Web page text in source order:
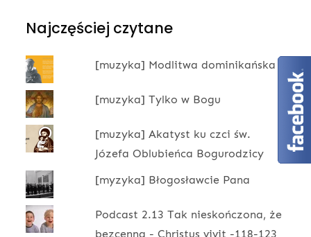
Najczęściej czytane
[muzyka] Modlitwa dominikańska
[muzyka] Tylko w Bogu
[muzyka] Akatyst ku czci św.
Józefa Oblubieńca Bogurodzicy
[myzyka] Błogosławcie Pana
Podcast 2.13 Tak nieskończona, że
bezcenna - Christus vivit -118-123